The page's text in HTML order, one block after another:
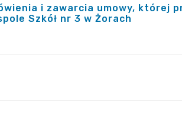
i zawarcia umowy, której
Szkół nr 3 w Żorach